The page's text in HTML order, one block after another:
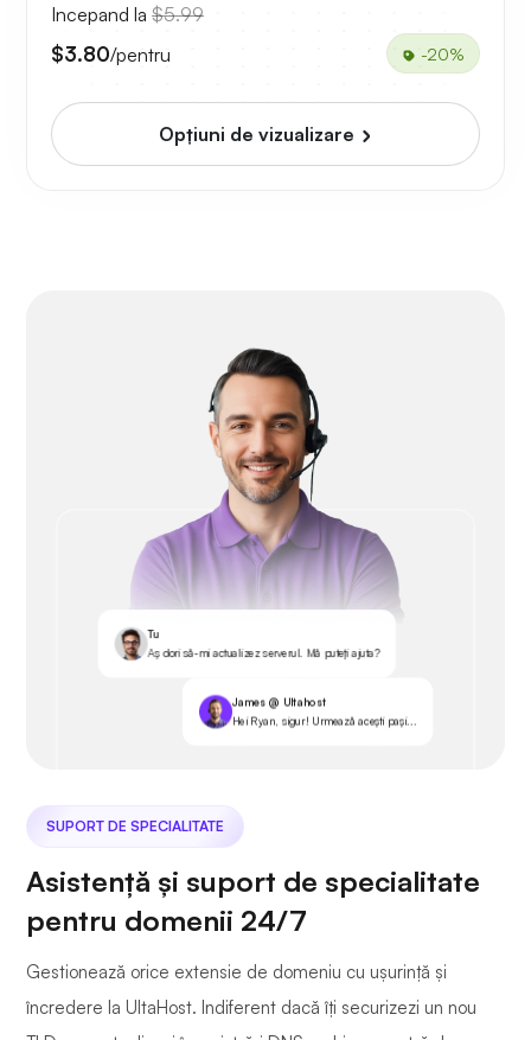
Incepand la $5.99
$3.80/pentru -20%
Opțiuni de vizualizare
Tu
Aș dori să-mi actualizez serverul. Mă puteți ajuta?
James @ Ultahost
Hei Ryan, sigur! Urmează acești pași...
SUPORT DE SPECIALITATE
Asistență și suport de specialitate
pentru domenii 24/7
Gestionează orice extensie de domeniu cu ușurință și
încredere la UltaHost. Indiferent dacă îți securizezi un nou